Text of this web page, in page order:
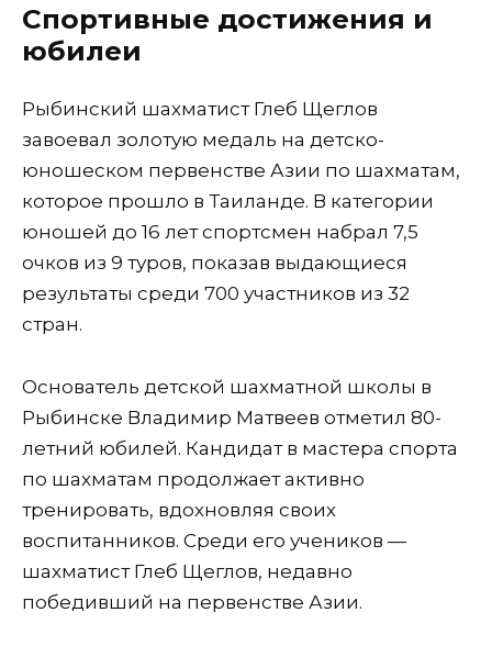
Спортивные достижения и
юбилеи
Рыбинский шахматист Глеб Щеглов
завоевал золотую медаль на детско-
юношеском первенстве Азии по шахматам,
которое прошло в Таиланде. В категории
юношей до 16 лет спортсмен набрал 7,5
очков из 9 туров, показав выдающиеся
результаты среди 700 участников из 32
стран.
Основатель детской шахматной школы в
Рыбинске Владимир Матвеев отметил 80-
летний юбилей. Кандидат в мастера спорта
по шахматам продолжает активно
тренировать, вдохновляя своих
воспитанников. Среди его учеников —
шахматист Глеб Щеглов, недавно
победивший на первенстве Азии.